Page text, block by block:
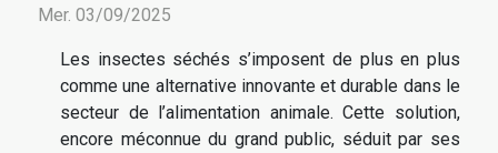
Mer. 03/09/2025
Les insectes séchés s’imposent de plus en plus
comme une alternative innovante et durable dans le
secteur de l’alimentation animale. Cette solution,
encore méconnue du grand public, séduit par ses